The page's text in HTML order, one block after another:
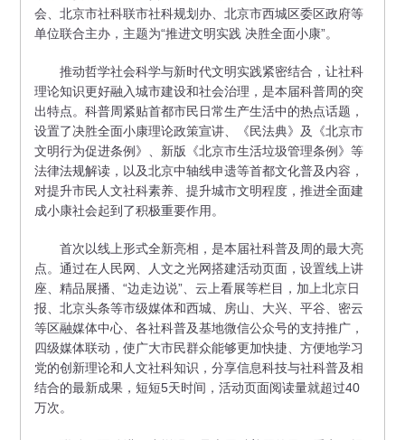
会、北京市社科联市社科规划办、北京市西城区委区政府等
单位联合主办，主题为“推进文明实践 决胜全面小康”。
推动哲学社会科学与新时代文明实践紧密结合，让社科
理论知识更好融入城市建设和社会治理，是本届科普周的突
出特点。科普周紧贴首都市民日常生产生活中的热点话题，
设置了决胜全面小康理论政策宣讲、《民法典》及《北京市
文明行为促进条例》、新版《北京市生活垃圾管理条例》等
法律法规解读，以及北京中轴线申遗等首都文化普及内容，
对提升市民人文社科素养、提升城市文明程度，推进全面建
成小康社会起到了积极重要作用。
首次以线上形式全新亮相，是本届社科普及周的最大亮
点。通过在人民网、人文之光网搭建活动页面，设置线上讲
座、精品展播、“边走边说”、云上看展等栏目，加上北京日
报、北京头条等市级媒体和西城、房山、大兴、平谷、密云
等区融媒体中心、各社科普及基地微信公众号的支持推广，
四级媒体联动，使广大市民群众能够更加快捷、方便地学习
党的创新理论和人文社科知识，分享信息科技与社科普及相
结合的最新成果，短短5天时间，活动页面阅读量就超过40
万次。